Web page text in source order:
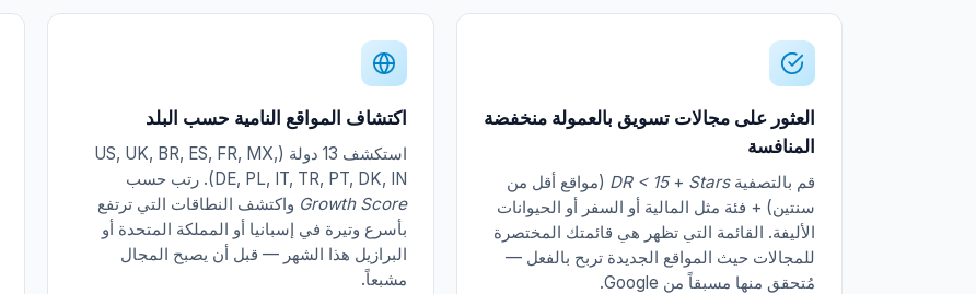
العثور على مجالات تسويق بالعمولة منخفضة
المنافسة
قم بالتصفية DR < 15+ Stars
(مواقع أقل من
سنتين) + فئة مثل المالية أو السفر أو الحيوانات
الأليفة. القائمة التي تظهر هي قائمتك المختصرة
للمجالات حيث المواقع الجديدة تربح بالفعل —
مُتحقق منها مسبقاً من Google.
اكتشاف المواقع النامية حسب البلد
استكشف 13 دولة (US, UK, BR, ES, FR, MX,
DE, PL, IT, TR, PT, DK, IN). رتب حسب
Growth Score واكتشف النطاقات التي ترتفع
بأسرع وتيرة في إسبانيا أو المملكة المتحدة أو
البرازيل هذا الشهر — قبل أن يصبح المجال
مشبعاً.